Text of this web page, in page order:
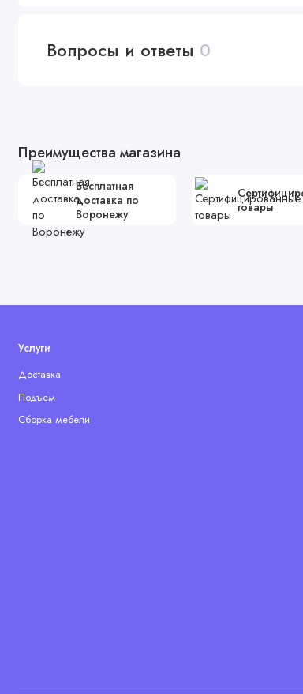
Вопросы и ответы 0
Преимущества магазина
Бесплатная
доставка по
Воронежу
товары
Услуги
Доставка
Подъем
Сборка мебели